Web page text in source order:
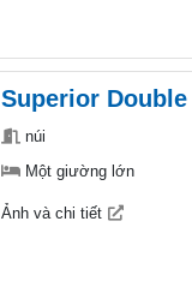
Superior
núi
Một giường lớn
Ảnh và chi tiết